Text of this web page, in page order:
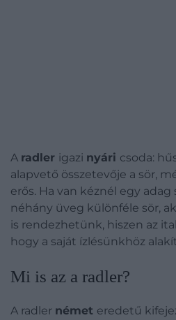
A radler igazi nyári csoda:
alapvető összetevője a sör,
erős. Ha van kéznél egy
néhány üveg különféle sör,
is rendezhetünk, hiszen az
hogy a saját ízlésünkhöz
Mi is az a radler?
A radler német eredetű